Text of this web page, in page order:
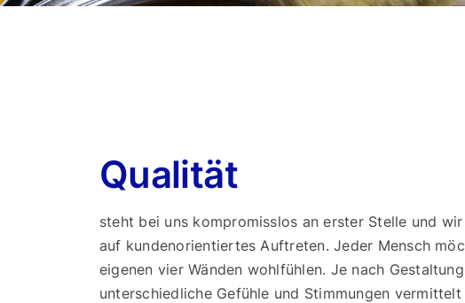
Qualität
steht bei uns kompromisslos an erster Stelle und
auf kundenorientiertes Auftreten. Jeder Mensch
eigenen vier Wänden wohlfühlen. Je nach
unterschiedliche Gefühle und Stimmungen